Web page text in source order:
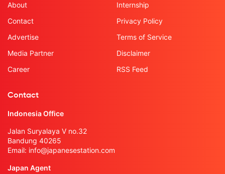
About
Contact
Advertise
Media Partner
Career
Internship
Privacy Policy
Terms of Service
Disclaimer
RSS Feed
Contact
Indonesia Office
Jalan Suryalaya V no.32
Bandung 40265
Email: info@japanesestation.com
Japan Agent